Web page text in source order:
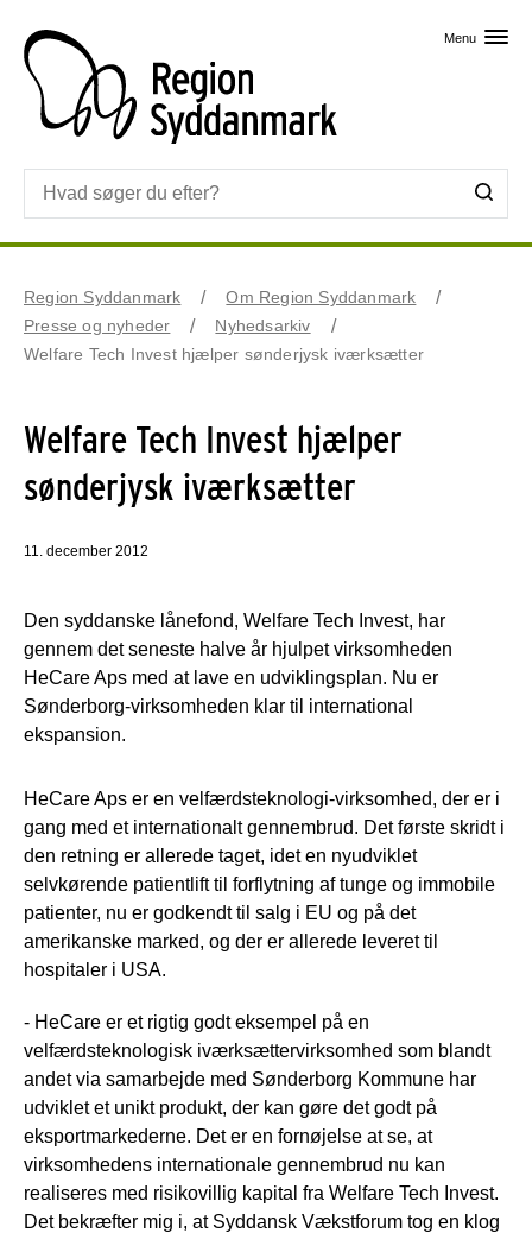
Menu
Region Syddanmark
Om Region Syddanmark
Presse og nyheder
Nyhedsarkiv
Welfare Tech Invest hjælper sønderjysk iværksætter
Welfare Tech Invest hjælper
sønderjysk iværksætter
11. december 2012
Den syddanske lånefond, Welfare Tech Invest, har
gennem det seneste halve år hjulpet virksomheden
HeCare Aps med at lave en udviklingsplan. Nu er
Sønderborg-virksomheden klar til international
ekspansion.
HeCare Aps er en velfærdsteknologi-virksomhed, der er i
gang med et internationalt gennembrud. Det første skridt i
den retning er allerede taget, idet en nyudviklet
selvkørende patientlift til forflytning af tunge og immobile
patienter, nu er godkendt til salg i EU og på det
amerikanske marked, og der er allerede leveret til
hospitaler i USA.
- HeCare er et rigtig godt eksempel på en
velfærdsteknologisk iværksættervirksomhed som blandt
andet via samarbejde med Sønderborg Kommune har
udviklet et unikt produkt, der kan gøre det godt på
eksportmarkederne. Det er en fornøjelse at se, at
virksomhedens internationale gennembrud nu kan
realiseres med risikovillig kapital fra Welfare Tech Invest.
Det bekræfter mig i, at Syddansk Vækstforum tog en klog